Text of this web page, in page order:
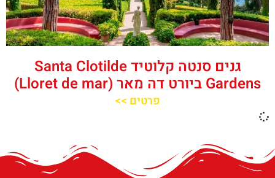
גנים סנטה קלוטיד Santa Clotilde
Gardens ביורט דה מאר (Lloret de mar)
פרטים >>